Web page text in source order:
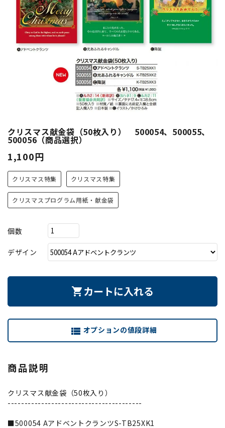
クリスマス献金袋（50枚入り） 500054、500055、
500056（商品選択）
1,100円
クリスマス特集 クリスマス特集
クリスマスプログラム用紙・献金袋
個数
デザイン
shopping_cart カートに入れる
view_list オプションの値段詳細
商品説明
クリスマス献金袋（50枚入り）
----------------------------------------
■500054 AアドベントクランツS-TB25XK1